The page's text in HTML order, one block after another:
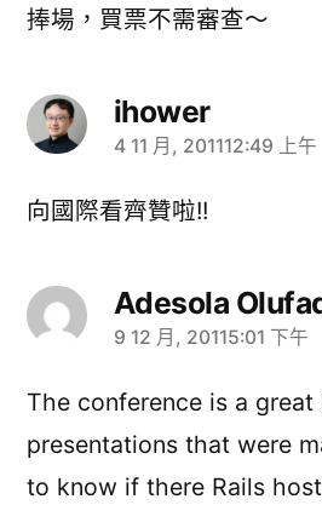
捧場，買票不需審查～
ihower
表
示:
4 11 月, 201112:49 上午
向國際看齊贊啦!!
Adesola
表
示:
9 12 月, 20115:01 下午
The conference is a
presentations that were
to know if there Rails